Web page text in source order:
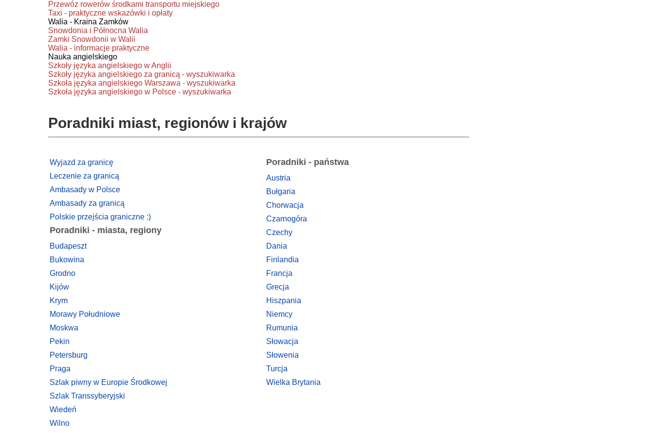
Przewóz rowerów środkami transportu miejskiego
Taxi - praktyczne wskazówki i opłaty
Walia - Kraina Zamków
Snowdonia i Północna Walia
Zamki Snowdonii w Walii
Walia - informacje praktyczne
Nauka angielskiego
Szkoły języka angielskiego w Anglii
Szkoły języka angielskiego za granicą - wyszukiwarka
Szkoła języka angielskiego Warszawa - wyszukiwarka
Szkoła języka angielskiego w Polsce - wyszukiwarka
Poradniki miast, regionów i krajów
Wyjazd za granicę
Leczenie za granicą
Ambasady w Polsce
Ambasady za granicą
Polskie przejścia graniczne :)
Poradniki - miasta, regiony
Budapeszt
Bukowina
Grodno
Kijów
Krym
Morawy Południowe
Moskwa
Pekin
Petersburg
Praga
Szlak piwny w Europie Środkowej
Szlak Transsyberyjski
Wiedeń
Wilno
Poradniki - państwa
Austria
Bułgaria
Chorwacja
Czarnogóra
Czechy
Dania
Finlandia
Francja
Grecja
Hiszpania
Niemcy
Rumunia
Słowacja
Słowenia
Turcja
Wielka Brytania